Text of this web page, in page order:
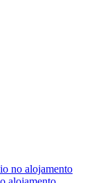
no alojamento